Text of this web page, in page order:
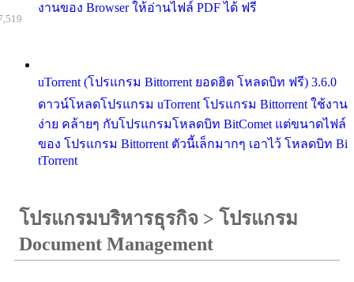
งานของ Browser ให้อ่านไฟล์ PDF ได้ ฟรี
uTorrent (โปรแกรม Bittorrent ยอดฮิต โหลดบิท ฟรี) 3.6.0
ดาวน์โหลดโปรแกรม uTorrent โปรแกรม Bittorrent ใช้งาน
ง่าย คล้ายๆ กับโปรแกรมโหลดบิท BitComet แต่ขนาดไฟล์
ของ โปรแกรม Bittorrent ตัวนี้เล็กมากๆ เอาไว้ โหลดบิท Bi
tTorrent
โปรแกรมบริหารธุรกิจ > โปรแกรม
Document Management